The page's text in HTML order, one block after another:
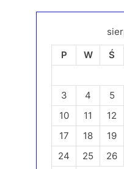
P
W Ś
3
4 5
10
11 12
17
18 19
24
25 26